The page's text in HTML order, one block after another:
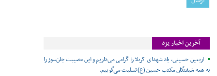
آخرین اخبار یزد
اربعین حسینی، یاد شهدای کربلا را گرامی می‌داریم و این مصیبت جان‌سوز را
به همه شیفتگان مکتب حسین (ع) تسلیت می‌گوییم.